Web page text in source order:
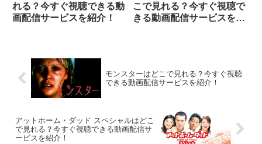
れる？今すぐ視聴できる動
画配信サービスを紹介！
こで見れる？今すぐ視聴で
きる動画配信サービスを紹
モンスターはどこで見れる？今すぐ視聴
できる動画配信サービスを紹介！
アットホーム・ダッド スペシャルはどこ
で見れる？今すぐ視聴できる動画配信サ
ービスを紹介！